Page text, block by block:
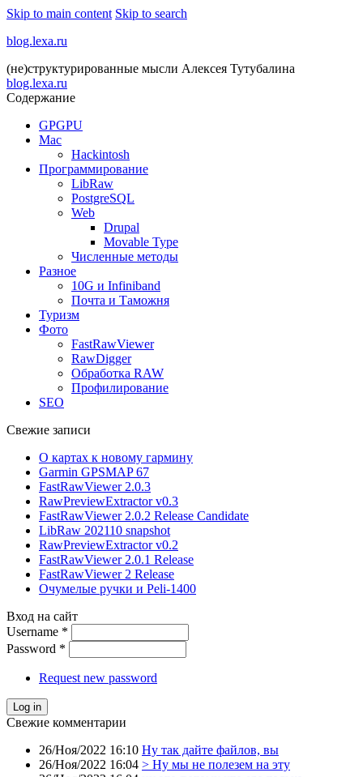
Skip to main content Skip to search
blog.lexa.ru
(не)структурированные мысли Алексея Тутубалина
blog.lexa.ru
Содержание
GPGPU
Mac
Hackintosh
Программирование
LibRaw
PostgreSQL
Web
Drupal
Movable Type
Численные методы
Разное
10G и Infiniband
Почта и Таможня
Туризм
Фото
FastRawViewer
RawDigger
Обработка RAW
Профилирование
SEO
Свежие записи
О картах к новому гармину
Garmin GPSMAP 67
FastRawViewer 2.0.3
RawPreviewExtractor v0.3
FastRawViewer 2.0.2 Release Candidate
LibRaw 202110 snapshot
RawPreviewExtractor v0.2
FastRawViewer 2.0.1 Release
FastRawViewer 2 Release
Очумелые ручки и Peli-1400
Вход на сайт
Username *
Password *
Request new password
Свежие комментарии
26/Ноя/2022 16:10 Ну так дайте файлов, вы
26/Ноя/2022 16:04 > Ну мы не полезем на эту